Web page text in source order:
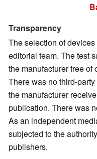
Transparency
The selection of
editorial team. The test
the manufacturer free of
There was no third-
the manufacturer
publication. There was
As an independent
subjected to the
publishers.